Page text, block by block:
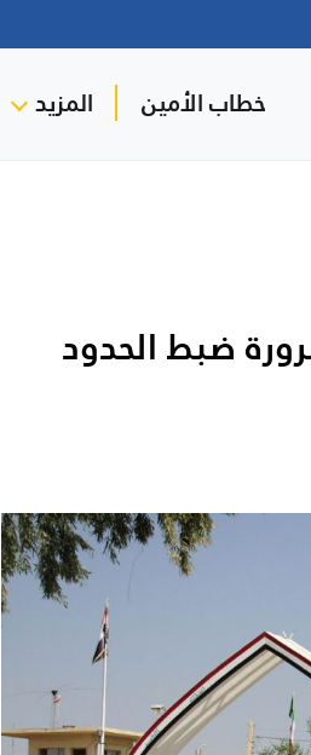
خطاب الأمين المزيد
ضبط الحدود